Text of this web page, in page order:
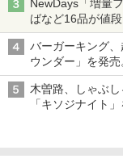
NewDays「増量
ばなど16品が値
バーガーキング
ウンダー」を発
木曽路、しゃぶ
「キソジナイト